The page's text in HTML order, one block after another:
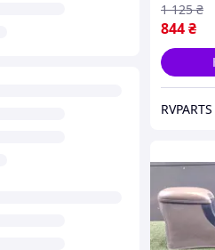
844₴
1 125 ₴
RVPARTS